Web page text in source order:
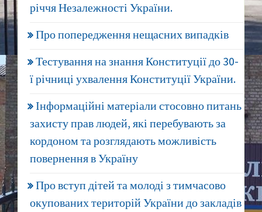
річчя Незалежності України.
Про попередження нещасних випадків
Тестування на знання Конституції до 30-
ї річниці ухвалення Конституції України.
Інформаційні матеріали стосовно питань
захисту прав людей, які перебувають за
кордоном та розглядають можливість
повернення в Україну
Про вступ дітей та молоді з тимчасово
окупованих територій України до закладів